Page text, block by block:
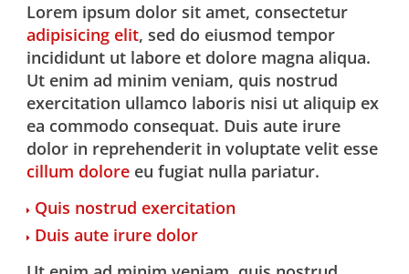
Lorem ipsum dolor sit amet, consectetur
adipisicing elit, sed do eiusmod tempor
incididunt ut labore et dolore magna aliqua.
Ut enim ad minim veniam, quis nostrud
exercitation ullamco laboris nisi ut aliquip ex
ea commodo consequat. Duis aute irure
dolor in reprehenderit in voluptate velit esse
cillum dolore eu fugiat nulla pariatur.
Quis nostrud exercitation
Duis aute irure dolor